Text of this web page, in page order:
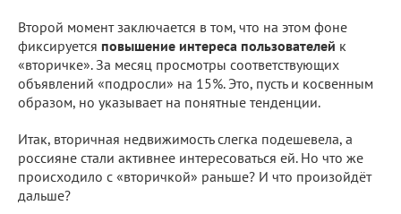
Второй момент заключается в том, что на этом фоне
фиксируется повышение интереса пользователей к
«вторичке». За месяц просмотры соответствующих
объявлений «подросли» на 15%. Это, пусть и косвенным
образом, но указывает на понятные тенденции.
Итак, вторичная недвижимость слегка подешевела, а
россияне стали активнее интересоваться ей. Но что же
происходило с «вторичкой» раньше? И что произойдёт
дальше?